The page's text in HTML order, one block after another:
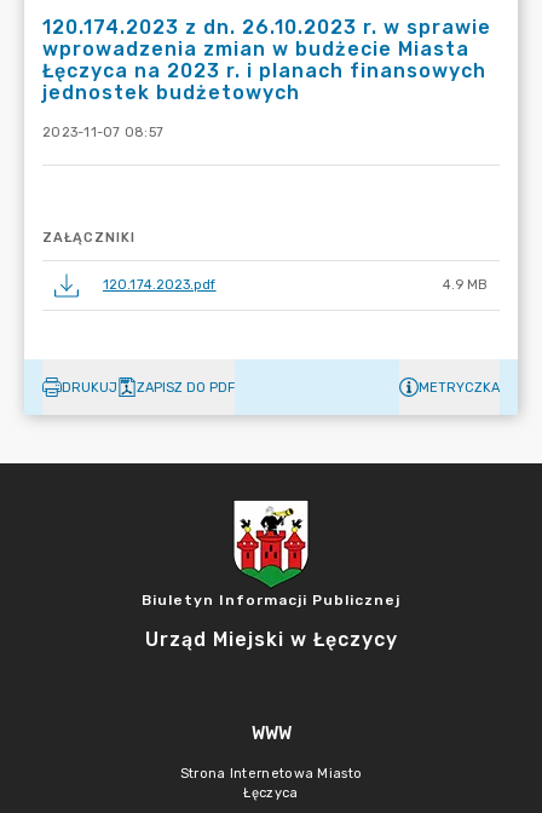
120.174.2023 z dn. 26.10.2023 r. w sprawie
wprowadzenia zmian w budżecie Miasta
Łęczyca na 2023 r. i planach finansowych
jednostek budżetowych
2023-11-07 08:57
ZAŁĄCZNIKI
120.174.2023.pdf 4.9 MB
DRUKUJ ZAPISZ DO PDF METRYCZKA
Biuletyn Informacji Publicznej
Urząd Miejski w Łęczycy
WWW
Strona Internetowa Miasto
Łęczyca